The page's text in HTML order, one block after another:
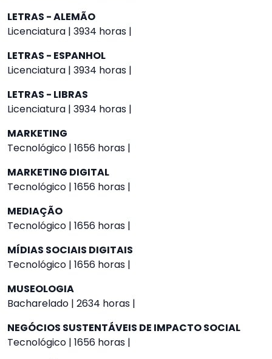
LETRAS - ALEMÃO
Licenciatura | 3934 horas |
LETRAS - ESPANHOL
Licenciatura | 3934 horas |
LETRAS - LIBRAS
Licenciatura | 3934 horas |
MARKETING
Tecnológico | 1656 horas |
MARKETING DIGITAL
Tecnológico | 1656 horas |
MEDIAÇÃO
Tecnológico | 1656 horas |
MÍDIAS SOCIAIS DIGITAIS
Tecnológico | 1656 horas |
MUSEOLOGIA
Bacharelado | 2634 horas |
NEGÓCIOS SUSTENTÁVEIS DE IMPACTO SOCIAL
Tecnológico | 1656 horas |